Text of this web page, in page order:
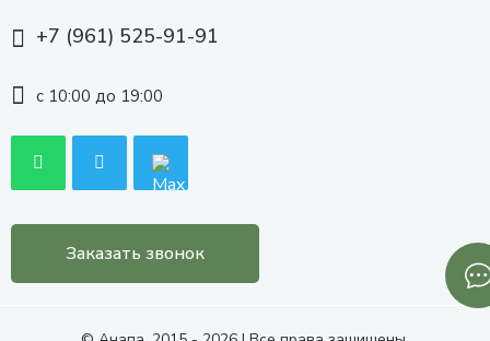
+7 (961) 525-91-91
с 10:00 до 19:00
Заказать звонок